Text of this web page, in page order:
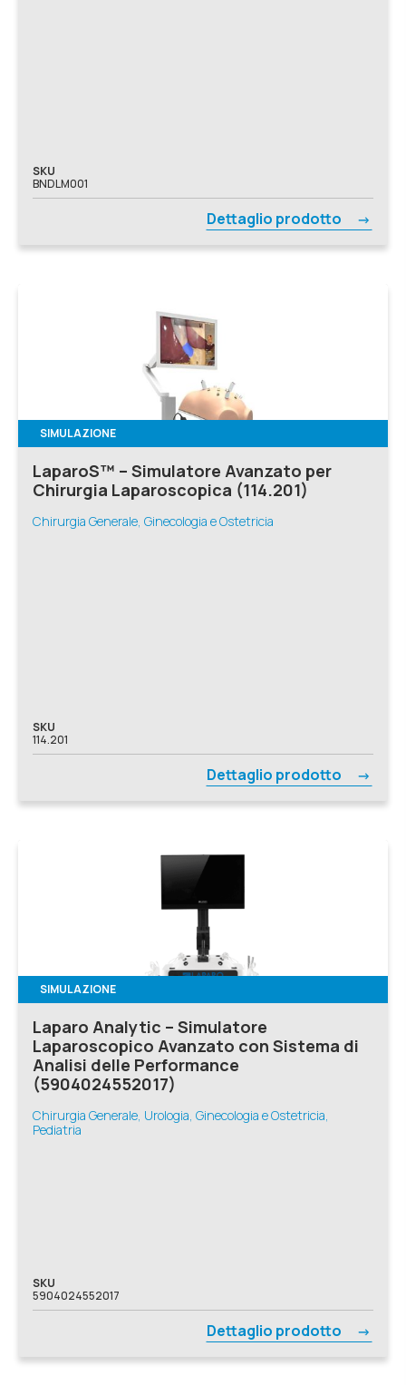
SKU
BNDLM001
Dettaglio prodotto
SIMULAZIONE
LaparoS™ – Simulatore Avanzato per
Chirurgia Laparoscopica (114.201)
Chirurgia Generale, Ginecologia e Ostetricia
SKU
114.201
Dettaglio prodotto
SIMULAZIONE
Laparo Analytic – Simulatore
Laparoscopico Avanzato con Sistema di
Analisi delle Performance
(5904024552017)
Chirurgia Generale, Urologia, Ginecologia e Ostetricia,
Pediatria
SKU
5904024552017
Dettaglio prodotto